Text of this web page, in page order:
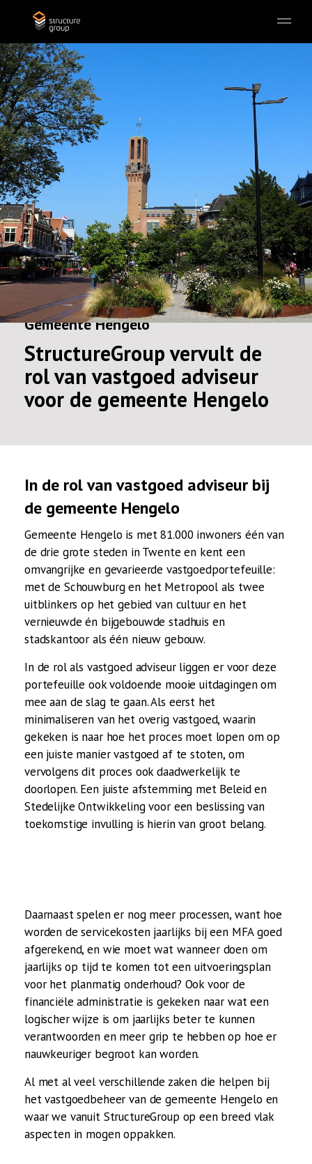
Gemeente Hengelo
StructureGroup vervult de
rol van vastgoed adviseur
voor de gemeente Hengelo
In de rol van vastgoed adviseur bij
de gemeente Hengelo
Gemeente Hengelo is met 81.000 inwoners één van
de drie grote steden in Twente en kent een
omvangrijke en gevarieerde vastgoedportefeuille:
met de Schouwburg en het Metropool als twee
uitblinkers op het gebied van cultuur en het
vernieuwde én bijgebouwde stadhuis en
stadskantoor als één nieuw gebouw.
In de rol als vastgoed adviseur liggen er voor deze
portefeuille ook voldoende mooie uitdagingen om
mee aan de slag te gaan. Als eerst het
minimaliseren van het overig vastgoed, waarin
gekeken is naar hoe het proces moet lopen om op
een juiste manier vastgoed af te stoten, om
vervolgens dit proces ook daadwerkelijk te
doorlopen. Een juiste afstemming met Beleid en
Stedelijke Ontwikkeling voor een beslissing van
toekomstige invulling is hierin van groot belang.
Daarnaast spelen er nog meer processen, want hoe
worden de servicekosten jaarlijks bij een MFA goed
afgerekend, en wie moet wat wanneer doen om
jaarlijks op tijd te komen tot een uitvoeringsplan
voor het planmatig onderhoud? Ook voor de
financiële administratie is gekeken naar wat een
logischer wijze is om jaarlijks beter te kunnen
verantwoorden en meer grip te hebben op hoe er
nauwkeuriger begroot kan worden.
Al met al veel verschillende zaken die helpen bij
het vastgoedbeheer van de gemeente Hengelo en
waar we vanuit StructureGroup op een breed vlak
aspecten in mogen oppakken.